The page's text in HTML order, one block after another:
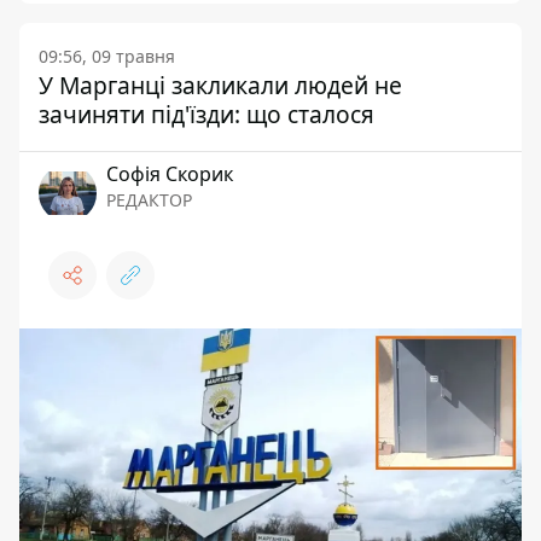
09:56, 09 травня
У Марганці закликали людей не
зачиняти під'їзди: що сталося
Софія Скорик
РЕДАКТОР